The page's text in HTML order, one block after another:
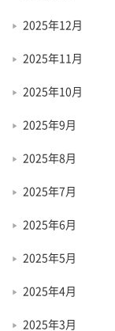
2025年12月
2025年11月
2025年10月
2025年9月
2025年8月
2025年7月
2025年6月
2025年5月
2025年4月
2025年3月